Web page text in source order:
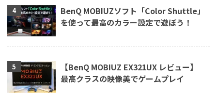
BenQ MOBIUZソフト「Color Shuttle」
を使って最高のカラー設定で遊ぼう！
【BenQ MOBIUZ EX321UX レビュー】
最高クラスの映像美でゲームプレイ